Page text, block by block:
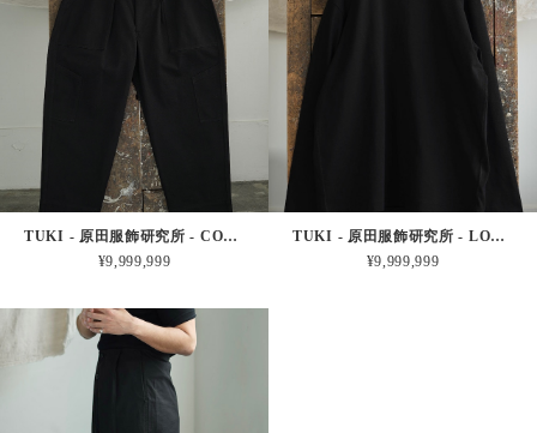
TUKI - 原田服飾研究所 - COMBAT PANTS - BLACK
¥9,999,999
TUKI - 原田服飾研究所 - LONG SLEEVE T (BLACK)
¥9,999,999